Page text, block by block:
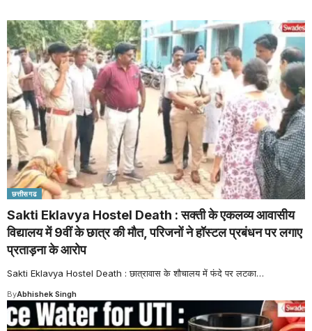
छत्तीसगढ
Sakti Eklavya Hostel Death : सक्ती के एकलव्य आवासीय
विद्यालय में 9वीं के छात्र की मौत, परिजनों ने हॉस्टल प्रबंधन पर लगाए
प्रताड़ना के आरोप
Sakti Eklavya Hostel Death : छात्रावास के शौचालय में फंदे पर लटका…
ByAbhishek Singh